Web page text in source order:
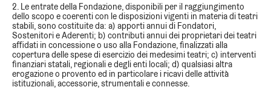
2. Le entrate della Fondazione, disponibili per il raggiungimento
dello scopo e coerenti con le disposizioni vigenti in materia di teatri
stabili, sono costituite da: a) apporti annui di Fondatori,
Sostenitori e Aderenti; b) contributi annui dei proprietari dei teatri
affidati in concessione o uso alla Fondazione, finalizzati alla
copertura delle spese di esercizio dei medesimi teatri; c) interventi
finanziari statali, regionali e degli enti locali; d) qualsiasi altra
erogazione o provento ed in particolare i ricavi delle attività
istituzionali, accessorie, strumentali e connesse.